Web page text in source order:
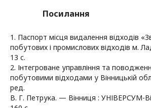
Посилання
1. Паспорт місця видалення відходів
побутових і промислових відходів м.
13 с.
2. Інтегроване управління та
побутовими відходами у Вінницькій
ред.
В. Г. Петрука. — Вінниця : УНІВЕРСУМ-